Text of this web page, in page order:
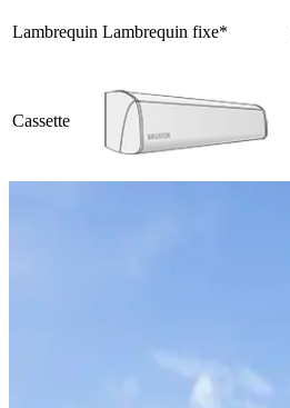
Lambrequin Lambrequin fixe*
Cassette